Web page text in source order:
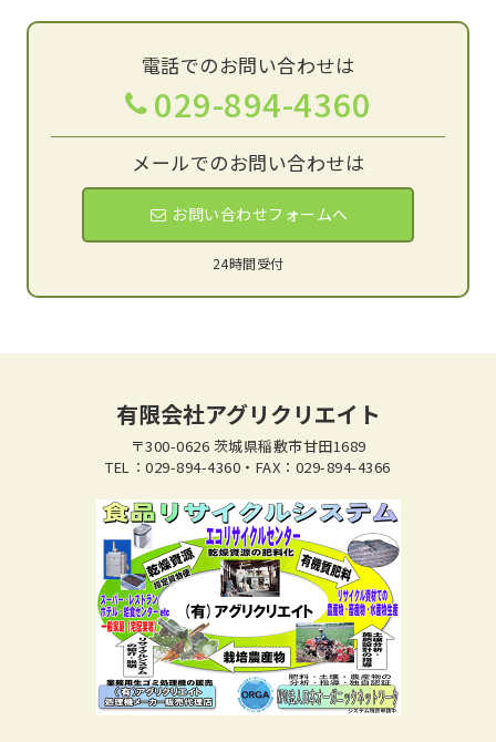
電話でのお問い合わせは
029-894-4360
メールでのお問い合わせは
お問い合わせフォームへ
24時間受付
有限会社アグリクリエイト
〒300-0626 茨城県稲敷市甘田1689
TEL：029-894-4360・FAX：029-894-4366